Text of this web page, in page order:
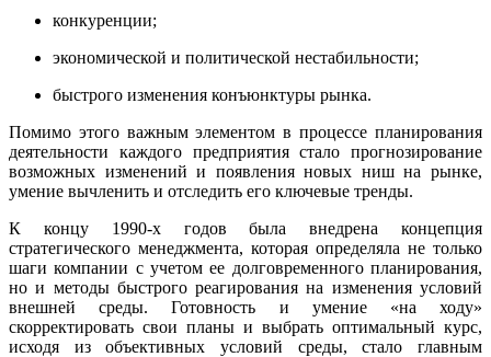
конкуренции;
экономической и политической нестабильности;
быстрого изменения конъюнктуры рынка.
Помимо этого важным элементом в процессе планирования
деятельности каждого предприятия стало прогнозирование
возможных изменений и появления новых ниш на рынке,
умение вычленить и отследить его ключевые тренды.
К концу 1990-х годов была внедрена концепция
стратегического менеджмента, которая определяла не только
шаги компании с учетом ее долговременного планирования,
но и методы быстрого реагирования на изменения условий
внешней среды. Готовность и умение «на ходу»
скорректировать свои планы и выбрать оптимальный курс,
исходя из объективных условий среды, стало главным